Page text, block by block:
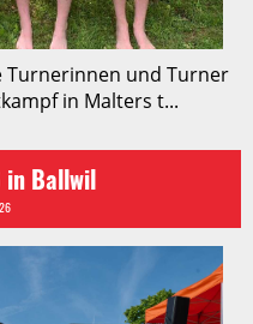
Turnerinnen und Turner
in Malters t...
in Ballwil